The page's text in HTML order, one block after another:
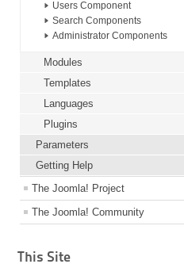
Users Component
Search Components
Administrator Components
Modules
Templates
Languages
Plugins
Parameters
Getting Help
The Joomla! Project
The Joomla! Community
This Site